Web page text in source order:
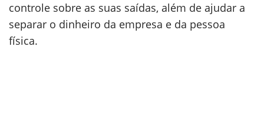
controle sobre as suas saídas, além de ajudar a
separar o dinheiro da empresa e da pessoa
física.